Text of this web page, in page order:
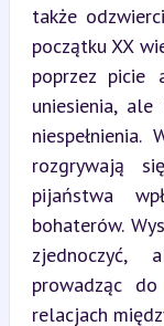
także
początku XX
poprzez picie
uniesienia,
niespełnienia.
rozgrywają
pijaństwa
bohaterów.
zjednoczyć,
prowadząc
relacjach